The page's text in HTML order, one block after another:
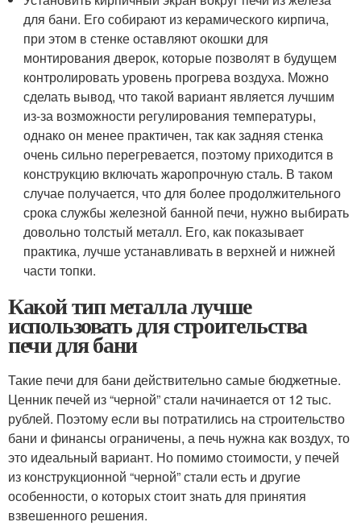
для бани. Его собирают из керамического кирпича,
при этом в стенке оставляют окошки для
монтирования дверок, которые позволят в будущем
контролировать уровень прогрева воздуха. Можно
сделать вывод, что такой вариант является лучшим
из-за возможности регулирования температуры,
однако он менее практичен, так как задняя стенка
очень сильно перегревается, поэтому приходится в
конструкцию включать жаропрочную сталь. В таком
случае получается, что для более продолжительного
срока службы железной банной печи, нужно выбирать
довольно толстый металл. Его, как показывает
практика, лучше устанавливать в верхней и нижней
части топки.
Какой тип металла лучше
использовать для строительства
печи для бани
Такие печи для бани действительно самые бюджетные.
Ценник печей из “черной” стали начинается от 12 тыс.
рублей. Поэтому если вы потратились на строительство
бани и финансы ограничены, а печь нужна как воздух, то
это идеальный вариант. Но помимо стоимости, у печей
из конструкционной “черной” стали есть и другие
особенности, о которых стоит знать для принятия
взвешенного решения.